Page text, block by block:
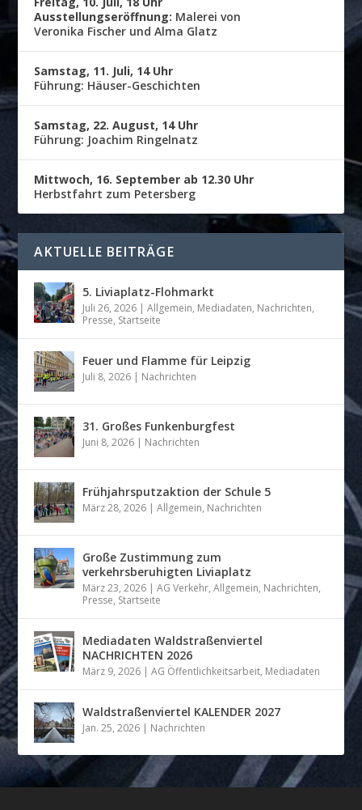
Ausstellungseröffnung: Malerei von
Veronika Fischer und Alma Glatz
Samstag, 11. Juli, 14 Uhr
Führung: Häuser-Geschichten
Samstag, 22. August, 14 Uhr
Führung: Joachim Ringelnatz
Mittwoch, 16. September ab 12.30 Uhr
Herbstfahrt zum Petersberg
AKTUELLE BEITRÄGE
5. Liviaplatz-Flohmarkt
Juli 26, 2026 |Allgemein, Mediadaten, Nachrichten,
Presse, Startseite
Feuer und Flamme für Leipzig
Juli 8, 2026 | Nachrichten
31. Großes Funkenburgfest
Juni 8, 2026 | Nachrichten
Frühjahrsputzaktion der Schule 5
März 28, 2026 |Allgemein, Nachrichten
Große Zustimmung zum
verkehrsberuhigten Liviaplatz
März 23, 2026 |AG Verkehr,Allgemein, Nachrichten,
Presse, Startseite
Mediadaten Waldstraßenviertel
NACHRICHTEN 2026
März 9, 2026 |AG Öffentlichkeitsarbeit, Mediadaten
Waldstraßenviertel KALENDER 2027
Jan. 25, 2026 | Nachrichten